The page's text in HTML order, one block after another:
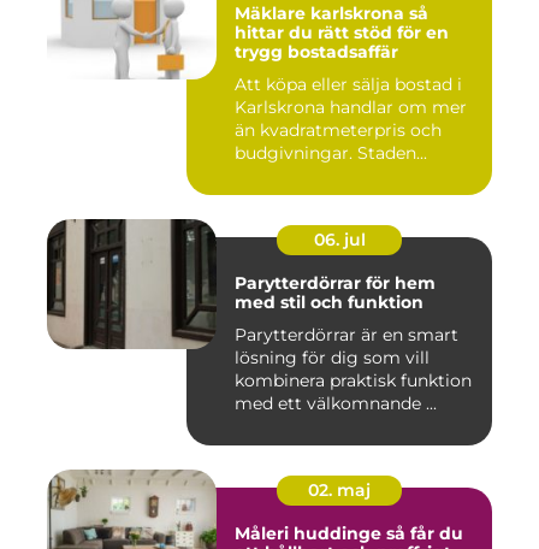
Mäklare karlskrona så
hittar du rätt stöd för en
trygg bostadsaffär
Att köpa eller sälja bostad i
Karlskrona handlar om mer
än kvadratmeterpris och
budgivningar. Staden...
06. jul
Parytterdörrar för hem
med stil och funktion
Parytterdörrar är en smart
lösning för dig som vill
kombinera praktisk funktion
med ett välkomnande ...
02. maj
Måleri huddinge så får du